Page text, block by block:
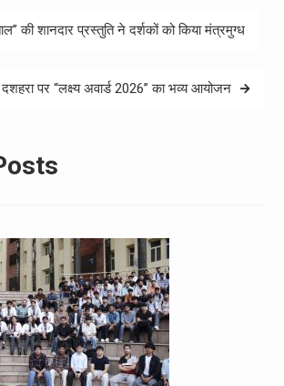
की शानदार प्रस्तुति ने दर्शकों को किया मंत्रमुग्ध
दशहरा पर “लक्ष्य अवार्ड 2026” का भव्य आयोजन